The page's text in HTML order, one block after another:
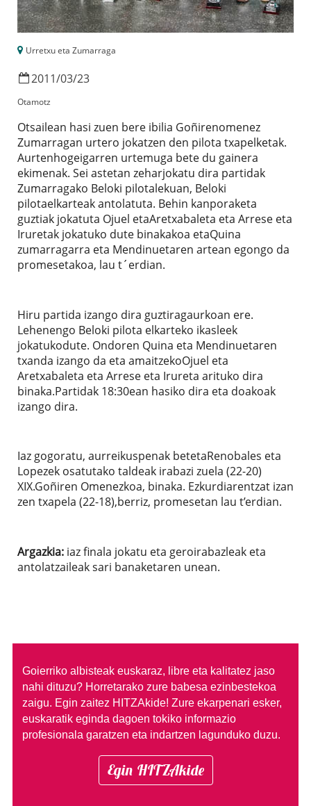
Urretxu eta Zumarraga
2011/03/23
Otamotz
Otsailean hasi zuen bere ibilia Goñirenomenez
Zumarragan urtero jokatzen den pilota txapelketak.
Aurtenhogeigarren urtemuga bete du gainera
ekimenak. Sei astetan zeharjokatu dira partidak
Zumarragako Beloki pilotalekuan, Beloki
pilotaelkarteak antolatuta. Behin kanporaketa
guztiak jokatuta Ojuel etaAretxabaleta eta Arrese eta
Iruretak jokatuko dute binakakoa etaQuina
zumarragarra eta Mendinuetaren artean egongo da
promesetakoa, lau t´erdian.
Hiru partida izango dira guztiragaurkoan ere.
Lehenengo Beloki pilota elkarteko ikasleek
jokatukodute. Ondoren Quina eta Mendinuetaren
txanda izango da eta amaitzekoOjuel eta
Aretxabaleta eta Arrese eta Irureta arituko dira
binaka.Partidak 18:30ean hasiko dira eta doakoak
izango dira.
Iaz gogoratu, aurreikuspenak betetaRenobales eta
Lopezek osatutako taldeak irabazi zuela (22-20)
XIX.Goñiren Omenezkoa, binaka. Ezkurdiarentzat izan
zen txapela (22-18),berriz, promesetan lau t’erdian.
Argazkia: iaz finala jokatu eta geroirabazleak eta
antolatzaileak sari banaketaren unean.
Goierriko albisteak euskaraz, libre eta kalitatez jaso
nahi dituzu? Horretarako zure babesa ezinbestekoa
zaigu. Egin zaitez HITZAkide! Zure ekarpenari esker,
euskaratik eginda dagoen tokiko informazio
profesionala garatzen eta indartzen lagunduko duzu.
Egin HITZAkide